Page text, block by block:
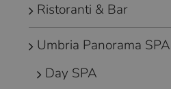
Ristoranti & Bar
Umbria Panorama SPA
Day SPA